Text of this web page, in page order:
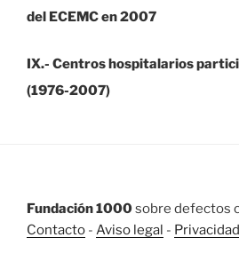
del ECEMC en 2007
IX.- Centros hospitalarios
(1976-2007)
Fundación 1000sobre defectos
Contacto - Aviso legal - Privacidad